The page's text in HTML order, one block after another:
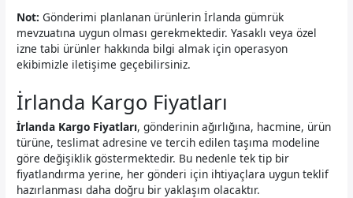
Not: Gönderimi planlanan ürünlerin İrlanda gümrük
mevzuatına uygun olması gerekmektedir. Yasaklı veya özel
izne tabi ürünler hakkında bilgi almak için operasyon
ekibimizle iletişime geçebilirsiniz.
İrlanda Kargo Fiyatları
İrlanda Kargo Fiyatları, gönderinin ağırlığına, hacmine, ürün
türüne, teslimat adresine ve tercih edilen taşıma modeline
göre değişiklik göstermektedir. Bu nedenle tek tip bir
fiyatlandırma yerine, her gönderi için ihtiyaçlara uygun teklif
hazırlanması daha doğru bir yaklaşım olacaktır.